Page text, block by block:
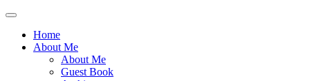
Menü
oder
ausblenden
Home
About Me
About Me
Guest Book